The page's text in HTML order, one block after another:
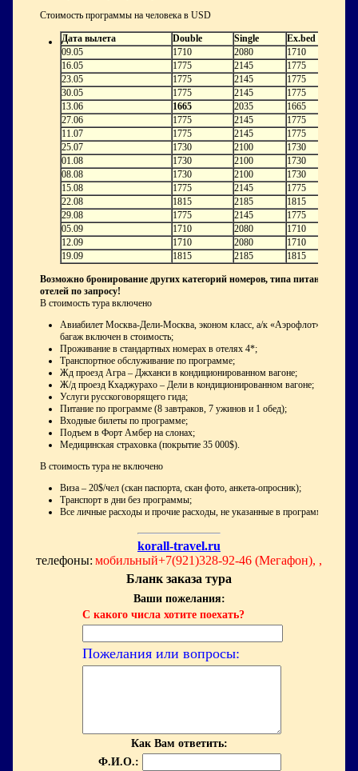
Стоимость программы на человека в USD
Дата вылета Double Single
Ex.bed
09.05
1710 2080
1710
16.05
1775 2145
1775
23.05
1775 2145
1775
30.05
1775 2145
1775
13.06
1665 2035
1665
27.06
1775 2145
1775
11.07
1775 2145
1775
25.07
1730 2100
1730
01.08
1730 2100
1730
08.08
1730 2100
1730
15.08
1775 2145
1775
22.08
1815 2185
1815
29.08
1775 2145
1775
05.09
1710 2080
1710
12.09
1710 2080
1710
19.09
1815 2185 1815
Возможно бронирование других категорий номеров, типа питания и
отелей по запросу!
В стоимость тура включено
Авиабилет Москва-Дели-Москва, эконом класс, а/к «Аэрофлот»,
багаж включен в стоимость;
Проживание в стандартных номерах в отелях 4*;
Транспортное обслуживание по программе;
Жд проезд Агра – Джханси в кондиционированном вагоне;
Ж/д проезд Кхаджурахо – Дели в кондиционированном вагоне;
Услуги русскоговорящего гида;
Питание по программе (8 завтраков, 7 ужинов и 1 обед);
Входные билеты по программе;
Подъем в Форт Амбер на слонах;
Медицинская страховка (покрытие 35 000$).
В стоимость тура не включено
Виза – 20$/чел (скан паспорта, скан фото, анкета-опросник);
Транспорт в дни без программы;
Все личные расходы и прочие расходы, не указанные в программе
korall-travel.ru
телефоны: мобильный+7(921)328-92-46 (Мегафон), ,
Бланк заказа тура
Ваши пожелания:
С какого числа хотите поехать?
Пожелания или вопросы:
Как Вам ответить:
Ф.И.О.: